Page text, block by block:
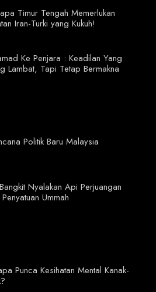
Timur Tengah Memerlukan
Iran-Turki yang Kukuh!
Ke Penjara : Keadilan Yang
Lambat, Tapi Tetap Bermakna
Politik Baru Malaysia
Nyalakan Api Perjuangan
Ummah
Punca Kesihatan Mental Kanak-